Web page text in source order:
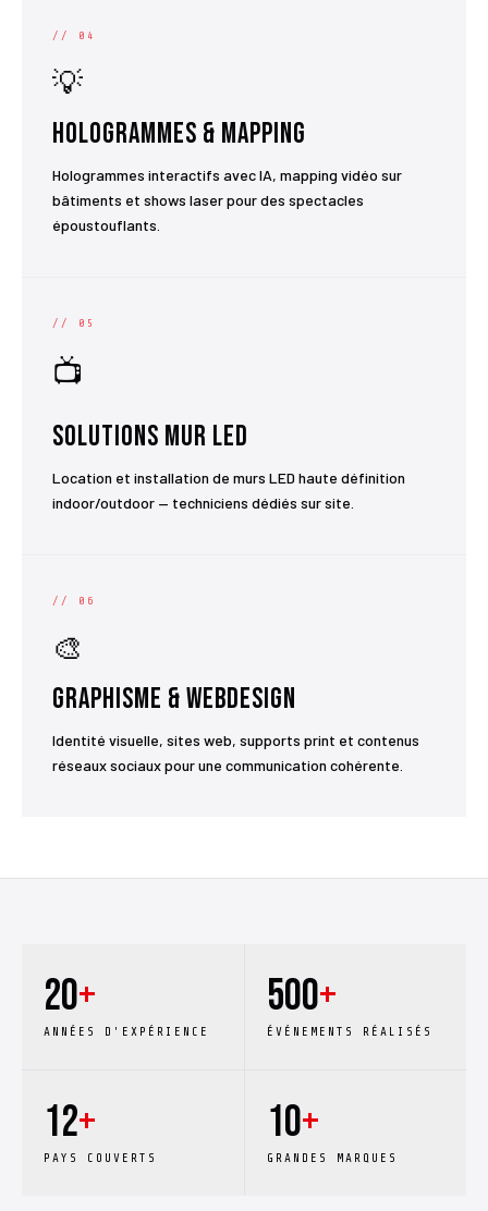
// 04
💡
Hologrammes & Mapping
Hologrammes interactifs avec IA, mapping vidéo sur
bâtiments et shows laser pour des spectacles
époustouflants.
// 05
📺
Solutions Mur LED
Location et installation de murs LED haute définition
indoor/outdoor — techniciens dédiés sur site.
// 06
🎨
Graphisme & Webdesign
Identité visuelle, sites web, supports print et contenus
réseaux sociaux pour une communication cohérente.
20+
ANNÉES D'EXPÉRIENCE
500+
ÉVÉNEMENTS RÉALISÉS
12+
PAYS COUVERTS
10+
GRANDES MARQUES